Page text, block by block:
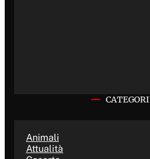
Animali
Attualità